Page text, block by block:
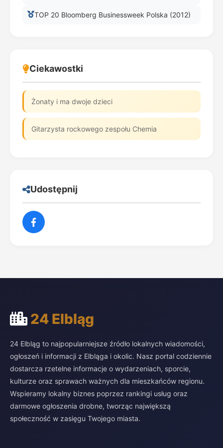
TOP 20 Bloomberg Businessweek Polska (2012)
Ciekawostki
Żonaty i ma dwoje dzieci
Gitarzysta rockowego zespołu Chemia
Udostępnij
24 Elbląg
24 Elbląg to najpopularniejsze źródło lokalnych wiadomości,
ogłoszeń i informacji z Elbląga i okolic. Nasz portal codziennie
dostarcza rzetelne informacje o wydarzeniach, sporcie,
kulturze oraz sprawach ważnych dla mieszkańców regionu.
Wspieramy lokalny biznes poprzez rankingi usług oraz
darmowe ogłoszenia drobne, tworząc największą
społeczność w zasięgu Twojego miasta.